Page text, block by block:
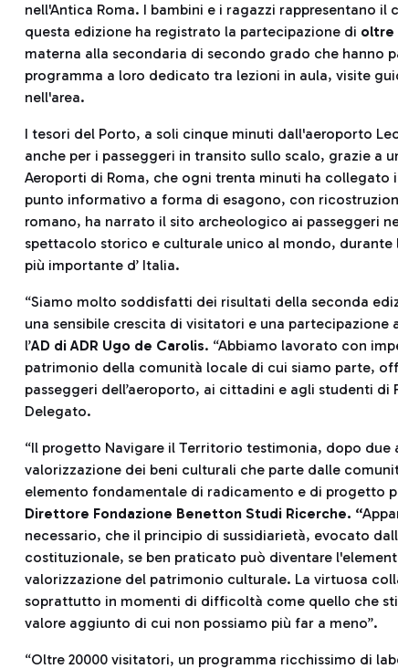
nell'Antica Roma. I bambini e i ragazzi rappresentano
questa edizione ha registrato la partecipazione di oltre
materna alla secondaria di secondo grado che hanno
programma a loro dedicato tra lezioni in aula, visite
nell'area.
I tesori del Porto, a soli cinque minuti dall'aeroporto
anche per i passeggeri in transito sullo scalo, grazie a
Aeroporti di Roma, che ogni trenta minuti ha collegato
punto informativo a forma di esagono, con
romano, ha narrato il sito archeologico ai passeggeri
spettacolo storico e culturale unico al mondo, durante
più importante d’ Italia.
“Siamo molto soddisfatti dei risultati della seconda
una sensibile crescita di visitatori e una
l’AD di ADR Ugo de Carolis. “Abbiamo lavorato con
patrimonio della comunità locale di cui siamo parte,
passeggeri dell’aeroporto, ai cittadini e agli studenti di
Delegato.
“Il progetto Navigare il Territorio testimonia, dopo
valorizzazione dei beni culturali che parte dalle
elemento fondamentale di radicamento e di progetto
Direttore Fondazione Benetton Studi Ricerche. “
necessario, che il principio di sussidiarietà, evocato
costituzionale, se ben praticato può diventare
valorizzazione del patrimonio culturale. La virtuosa
soprattutto in momenti di difficoltà come quello che
valore aggiunto di cui non possiamo più far a meno”.
“Oltre 20000 visitatori, un programma ricchissimo di